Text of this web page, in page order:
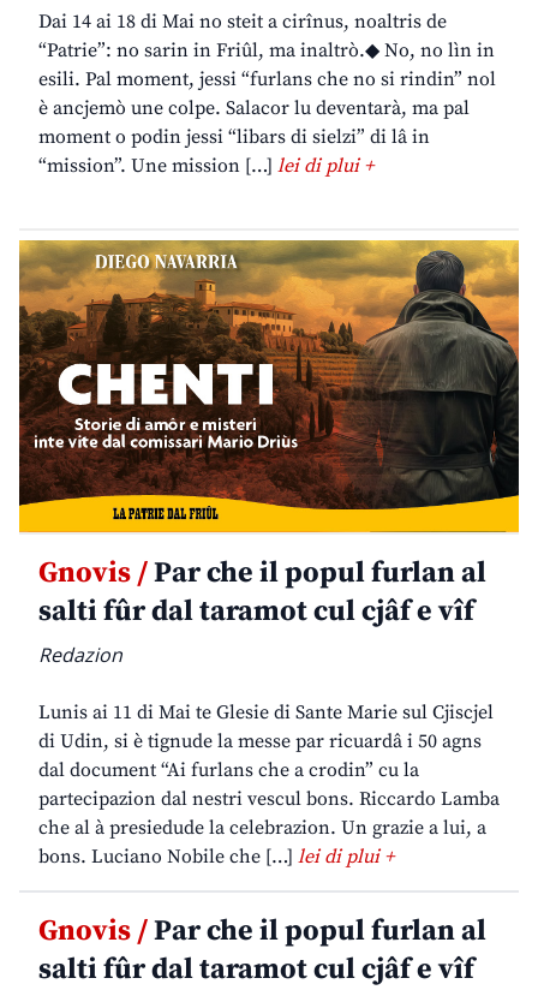
Dai 14 ai 18 di Mai no steit a cirînus, noaltris de
“Patrie”: no sarin in Friûl, ma inaltrò.◆ No, no lìn in
esili. Pal moment, jessi “furlans che no si rindin” nol
è ancjemò une colpe. Salacor lu deventarà, ma pal
moment o podin jessi “libars di sielzi” di lâ in
“mission”. Une mission […] lei di plui +
Gnovis /Par che il popul furlan al
salti fûr dal taramot cul cjâf e vîf
Redazion
Lunis ai 11 di Mai te Glesie di Sante Marie sul Cjiscjel
di Udin, si è tignude la messe par ricuardâ i 50 agns
dal document “Ai furlans che a crodin” cu la
partecipazion dal nestri vescul bons. Riccardo Lamba
che al à presiedude la celebrazion. Un grazie a lui, a
bons. Luciano Nobile che […] lei di plui +
Gnovis /Par che il popul furlan al
salti fûr dal taramot cul cjâf e vîf